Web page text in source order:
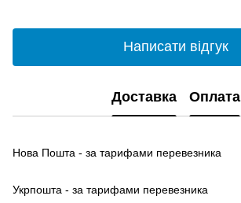
Написати відгук
Доставка Оплата
Нова Пошта - за тарифами перевезника
Укрпошта - за тарифами перевезника